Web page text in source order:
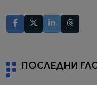
ПОСЛЕДНИ